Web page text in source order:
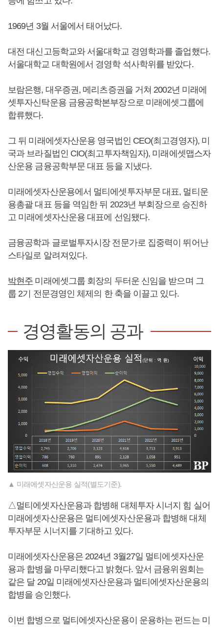
1969년 3월 서울에서 태어났다.
대전 대신고등학교와 서울대학교 경영학과를 졸업했다.
서울대학교 대학원에서 경영학 석사학위를 받았다.
보람은행, 대우증권, 메리츠증권을 거쳐 2002년 미래에
셋투자신탁운용 금융공학본부장으로 미래에셋그룹에
합류했다.
그 뒤 미래에셋자산운용 영국법인 CEO(최고경영자), 미
국과 브라질법인 CIO(최고투자책임자), 미래에셋맵스자
산운용 금융공학부문 대표 등을 지냈다.
미래에셋자산운용에서 멀티에셋투자부문 대표, 멀티운
용총괄 대표 등을 역임한 뒤 2023년 부회장으로 승진하
고 미래에셋자산운용 대표에 선임됐다.
금융공학과 글로벌투자시장 전문가로 집중력이 뛰어난
스타일로 알려져있다.
박현주 미래에셋그룹 회장의 두터운 신임을 받으며 그
룹 2기 전문경영인 체제의 한 축을 이끌고 있다.
경영활동의 공과
▲ 미래에셋자산운용 실적(별도기준).
△멀티에셋자산운용과 합병해 대체투자 시너지 힘 실어
미래에셋자산운용은 멀티에셋자산운용과 합병해 대체
투자부문 시너지를 기대하고 있다.
미래에셋자산운용은 2024년 3월27일 멀티에셋자산운
용과 합병을 마무리했다고 밝혔다. 앞서 금융위원회는
같은 달 20일 미래에셋자산운용과 멀티에셋자산운용의
합병을 승인했다.
이번 합병으로 멀티에셋자산운용이 운용하는 펀드는 미